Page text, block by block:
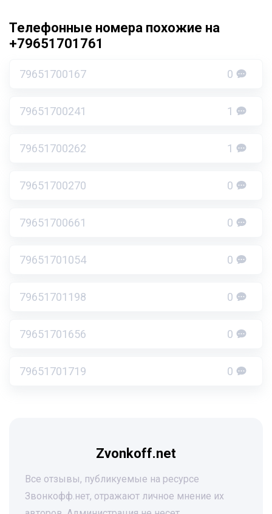
Телефонные номера похожие на
+79651701761
79651700167 0
79651700241 1
79651700262 1
79651700270 0
79651700661 0
79651701054 0
79651701198 0
79651701656 0
79651701719 0
Zvonkoff.net
Все отзывы, публикуемые на ресурсе
Звонкофф.нет, отражают личное мнение их